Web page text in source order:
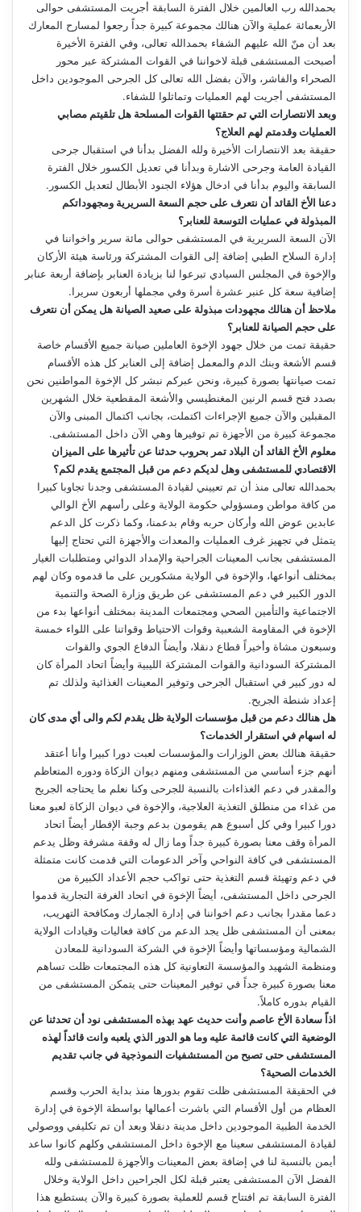
بحمدالله رب العالمين خلال الفترة السابقة أجريت المستشفى حوالى
الأربعمائة عملية والآن هنالك مجموعة كبيرة جداً رجعوا لمسارح المعارك
بعد أن منّ الله عليهم الشفاء بحمدالله تعالى، وفي الفترة الأخيرة
أصبحت المستشفى قبلة لاخواننا في القوات المشتركة عبر محور
الصحراء والفاشر، والآن بفضل الله تعالى كل الجرحى الموجودين داخل
المستشفى أجريت لهم العمليات وتماثلوا للشفاء.
وبعد الانتصارات التي تم حقتتها القوات المسلحة هل تلقيتم مصابي
العمليات وقدمتم لهم العلاج؟
حقيقة بعد الانتصارات الأخيرة ولله الفضل بدأنا في استقبال جرحى
القيادة العامة وجرحى الاشارة وبدأنا في تعديل الكسور خلال الفترة
السابقة واليوم بدأنا في ادخال هؤلاء الجنود الأبطال لتعديل الكسور.
دعنا الأخ القائد أن نتعرف على حجم السعة السريرية ومجهوداتكم
المبذولة في عمليات التوسعة للعنابر؟
الآن السعة السريرية في المستشفى حوالى مائة سرير واخواننا في
إدارة السلاح الطبي إضافة إلى القوات المشتركة ورئاسة هيئة الأركان
والإخوة في المجلس السيادي تبرعوا لنا بزيادة العنابر بإضافة أربعة عنابر
إضافية سعة كل عنبر عشرة أسرة وفي مجملها أربعون سريرا.
ملاحظ أن هنالك مجهودات مبذولة على صعيد الصيانة هل يمكن أن نتعرف
على حجم الصيانة للعنابر؟
حقيقة تمت من خلال جهود الإخوة العاملين صيانة جميع الأقسام خاصة
قسم الأشعة وبنك الدم والمعمل إضافة إلى العنابر كل هذه الأقسام
تمت صيانتها بصورة كبيرة، ونحن عبركم نبشر كل الإخوة المواطنين نحن
بصدد فتح قسم الرنين المغنطيسي والأشعة المقطعية خلال الشهرين
المقبلين والآن جميع الإجراءات اكتملت، بجانب اكتمال المبنى والآن
مجموعة كبيرة من الأجهزة تم توفيرها وهي الآن داخل المستشفى.
معلوم الأخ القائد أن البلاد تمر بحروب حدثنا عن تأثيرها على الميزان
الاقتصادي للمستشفى وهل لديكم دعم من قبل المجتمع يقدم لكم؟
بحمدالله تعالى منذ أن تم تعييني لقيادة المستشفى وجدنا تجاوبا كبيرا
من كافة مواطن ومسؤولي حكومة الولاية وعلى رأسهم الأخ الوالي
عابدين عوض الله وأركان حربه وقام بدعمنا، وكما ذكرت كل الدعم
يتمثل في تجهيز غرف العمليات والمعدات والأجهزة التي تحتاج إليها
المستشفى بجانب المعينات الجراحية والإمداد الدوائي ومتطلبات الغيار
بمختلف أنواعها، والإخوة في الولاية مشكورين على ما قدموه وكان لهم
الدور الكبير في دعم المستشفى عن طريق وزارة الصحة والتنمية
الاجتماعية والتأمين الصحي ومجتمعات المدينة بمختلف أنواعها بدء من
الإخوة في المقاومة الشعبية وقوات الاحتياط وقواتنا على اللواء خمسة
وسبعون مشاة وأخيراً قطاع دنقلا، وأيضاً الدفاع الجوي والقوات
المشتركة السودانية والقوات المشتركة الليبية وأيضاً اتحاد المرأة كان
له دور كبير في استقبال الجرحى وتوفير المعينات الغذائية ولذلك تم
إعداد شنطة الجريح.
هل هنالك دعم من قبل مؤسسات الولاية ظل يقدم لكم والى أي مدى كان
له اسهام في استقرار الخدمات؟
حقيقة هنالك بعض الوزارات والمؤسسات لعبت دورا كبيرا وأنا أعتقد
أنهم جزء أساسي من المستشفى ومنهم ديوان الزكاة ودوره المتعاظم
والمقدر في دعم الغذاءات بالنسبة للجرحى وكنا نعلم ما يحتاجه الجريح
من غذاء من منطلق التغذية العلاجية، والإخوة في ديوان الزكاة لعبو معنا
دورا كبيرا وفي كل أسبوع هم يقومون بدعم وجبة الإفطار أيضاً اتحاد
المرأة وقف معنا بصورة كبيرة جداً وما زال له وقفة مشرفة وظل يدعم
المستشفى في كافة النواحي وآخر الدعومات التي قدمت كانت متمثلة
في دعم وتهيئة قسم التغذية حتى تواكب حجم الأعداد الكبيرة من
الجرحى داخل المستشفى، أيضاً الإخوة في اتحاد الغرفة التجارية قدموا
دعما مقدرا بجانب دعم اخواننا في إدارة الجمارك ومكافحة التهريب،
بمعنى أن المستشفى ظل يجد الدعم من كافة فعاليات وقيادات الولاية
الشمالية ومؤسساتها وأيضاً الإخوة في الشركة السودانية للمعادن
ومنظمة الشهيد والمؤسسة التعاونية كل هذه المجتمعات ظلت تساهم
معنا بصورة كبيرة جداً في توفير المعينات حتى يتمكن المستشفى من
القيام بدوره كاملاً.
اذاً سعادة الأخ عاصم وأنت حديث عهد بهذه المستشفى نود أن تحدثنا عن
الوضعية التي كانت قائمة عليه وما هو الدور الذي يلعبه وانت قائداً لهذه
المستشفى حتى تصبح من المستشفيات النموذجية في جانب تقديم
الخدمات الصحية؟
في الحقيقة المستشفى ظلت تقوم بدورها منذ بداية الحرب وقسم
العظام من أول الأقسام التي باشرت أعمالها بواسطة الإخوة في إدارة
الخدمة الطبية الموجودين داخل مدينة دنقلا وبعد أن تم تكليفي ووصولي
لقيادة المستشفى سعينا مع الإخوة داخل المستشفي وكلهم كانوا ساعد
أيمن بالنسبة لنا في إضافة بعض المعينات والأجهزة للمستشفى ولله
الفضل الآن المستشفى يعتبر قبلة لكل الجراحين داخل الولاية وخلال
الفترة السابقة تم افتتاح قسم للعملية بصورة كبيرة والآن يستطيع هذا